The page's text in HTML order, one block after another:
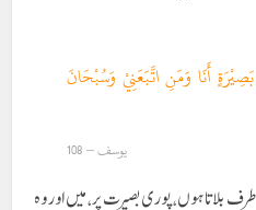
أَنَا وَمَنِ اتَّبَعَنِيْ وَسُبْحَانَ
یوسف – 108
طرف بلاتا ہوں، پوری بصیرت پر، میں اور وہ